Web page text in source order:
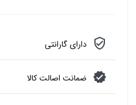
دارای گارانتی
ضمانت اصالت کالا